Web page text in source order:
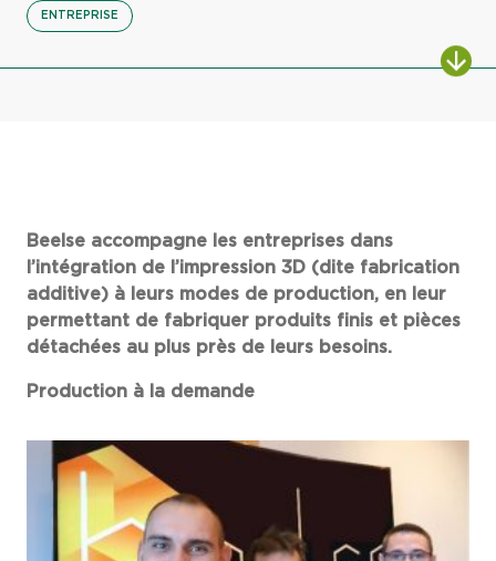
ENTREPRISE
Beelse accompagne les entreprises dans
l’intégration de l’impression 3D (dite fabrication
additive) à leurs modes de production, en leur
permettant de fabriquer produits finis et pièces
détachées au plus près de leurs besoins.
Production à la demande